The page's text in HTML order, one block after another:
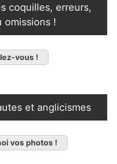
coquilles, erreurs,
omissions !
vous !
et anglicismes
vos photos !